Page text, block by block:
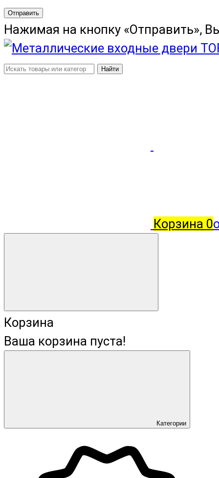
Отправить
Нажимая на кнопку «Отправить»,
Найти
Корзина 0
Корзина
Ваша корзина пуста!
Категории